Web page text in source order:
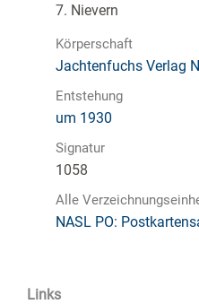
7. Nievern
Körperschaft
Jachtenfuchs Verlag
Entstehung
um 1930
Signatur
1058
Alle
NASL PO:
Links